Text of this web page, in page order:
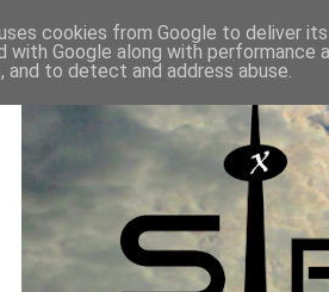
cookies from Google to deliver
with Google along with
to detect and address abuse.